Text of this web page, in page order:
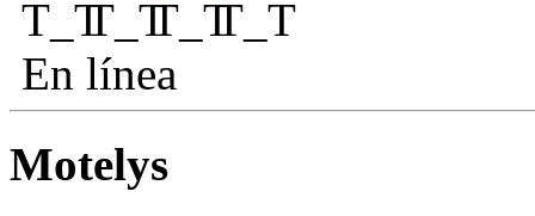
En línea
Motelys